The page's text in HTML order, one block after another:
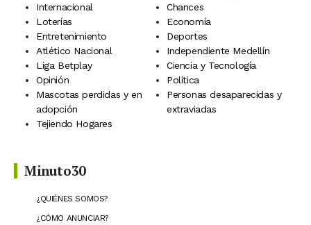
Internacional
Chances
Loterías
Economía
Entretenimiento
Deportes
Atlético Nacional
Independiente Medellín
Liga Betplay
Ciencia y Tecnología
Opinión
Política
Mascotas perdidas y en
adopción
Personas desaparecidas y
extraviadas
Tejiendo Hogares
Minuto30
¿QUIÉNES SOMOS?
¿CÓMO ANUNCIAR?